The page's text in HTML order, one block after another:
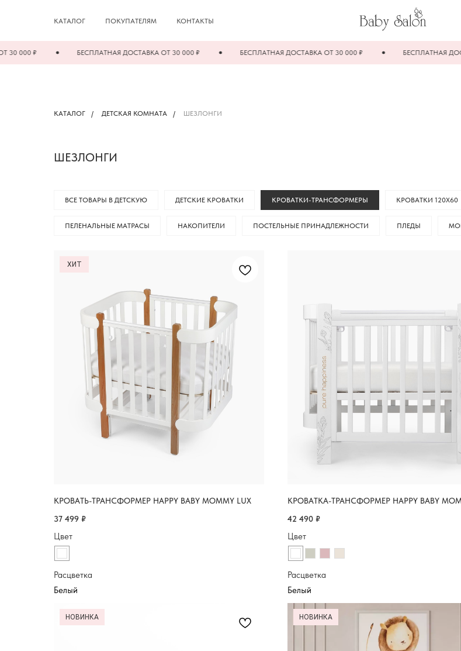
КАТАЛОГ ПОКУПАТЕЛЯМ КОНТАКТЫ
₽ БЕСПЛАТНАЯ ДОСТАВКА ОТ 30 000 ₽ БЕСПЛАТНАЯ ДОСТАВКА ОТ 30 000 ₽ БЕСПЛАТНАЯ
КАТАЛОГ / ДЕТСКАЯ КОМНАТА / ШЕЗЛОНГИ
ШЕЗЛОНГИ
ВСЕ ТОВАРЫ В ДЕТСКУЮ ДЕТСКИЕ КРОВАТКИ КРОВАТКИ-ТРАНСФОРМЕРЫ КРОВАТКИ 120Х60
ПЕЛЕНАЛЬНЫЕ МАТРАСЫ НАКОПИТЕЛИ ПОСТЕЛЬНЫЕ ПРИНАДЛЕЖНОСТИ ПЛЕДЫ
ХИТ
КРОВАТЬ-ТРАНСФОРМЕР HAPPY BABY MOMMY LUX
37 499 ₽
Цвет
Расцветка
КРОВАТКА-ТРАНСФОРМЕР HAPPY BABY
42 490 ₽
Цвет
Расцветка
НОВИНКА НОВИНКА